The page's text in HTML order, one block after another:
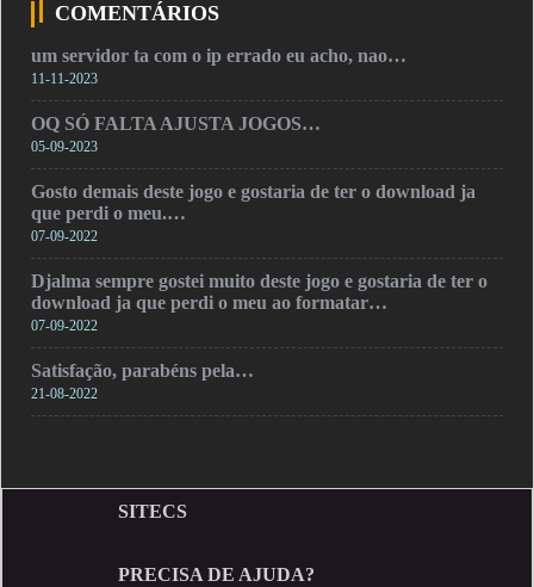
COMENTÁRIOS
um servidor ta com o ip errado eu acho, nao…
11-11-2023
OQ SÓ FALTA AJUSTA JOGOS…
05-09-2023
Gosto demais deste jogo e gostaria de ter o download ja
que perdi o meu.…
07-09-2022
Djalma sempre gostei muito deste jogo e gostaria de ter o
download ja que perdi o meu ao formatar…
07-09-2022
Satisfação, parabéns pela…
21-08-2022
SITECS
PRECISA DE AJUDA?